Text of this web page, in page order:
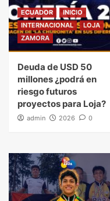
ECUADOR
INICIO
INTERNACIONAL
LOJA
ZAMORA
Deuda de USD 50
millones ¿podrá en
riesgo futuros
proyectos para Loja?
admin 2026 0